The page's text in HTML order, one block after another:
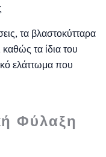
τα βλαστοκύτταρα
τα ίδια του
ελάττωμα που
Φύλαξη